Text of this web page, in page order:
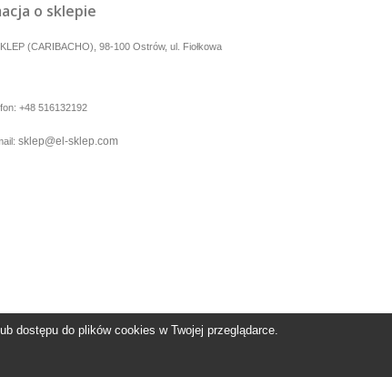
o sklepie
(CARIBACHO), 98-100 Ostrów, ul. Fiołkowa
+48 516132192
sklep@el-sklep.com
dostępu do plików cookies w Twojej przeglądarce.